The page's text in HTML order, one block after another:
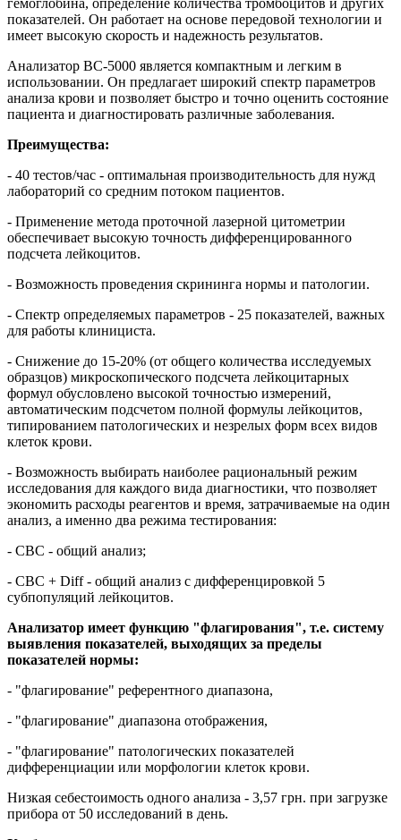
показателей. Он работает на основе передовой технологии и
имеет высокую скорость и надежность результатов.
Анализатор BC-5000 является компактным и легким в
использовании. Он предлагает широкий спектр параметров
анализа крови и позволяет быстро и точно оценить состояние
пациента и диагностировать различные заболевания.
Преимущества:
- 40 тестов/час - оптимальная производительность для нужд
лабораторий со средним потоком пациентов.
- Применение метода проточной лазерной цитометрии
обеспечивает высокую точность дифференцированного
подсчета лейкоцитов.
- Возможность проведения скрининга нормы и патологии.
- Спектр определяемых параметров - 25 показателей, важных
для работы клинициста.
- Снижение до 15-20% (от общего количества исследуемых
образцов) микроскопического подсчета лейкоцитарных
формул обусловлено высокой точностью измерений,
автоматическим подсчетом полной формулы лейкоцитов,
типированием патологических и незрелых форм всех видов
клеток крови.
- Возможность выбирать наиболее рациональный режим
исследования для каждого вида диагностики, что позволяет
экономить расходы реагентов и время, затрачиваемые на один
анализ, а именно два режима тестирования:
- СВС - общий анализ;
- СВС + Diff - общий анализ с дифференцировкой 5
субпопуляций лейкоцитов.
Анализатор имеет функцию "флагирования", т.е. систему
выявления показателей, выходящих за пределы
показателей нормы:
- "флагирование" референтного диапазона,
- "флагирование" диапазона отображения,
- "флагирование" патологических показателей
дифференциации или морфологии клеток крови.
Низкая себестоимость одного анализа - 3,57 грн. при загрузке
прибора от 50 исследований в день.